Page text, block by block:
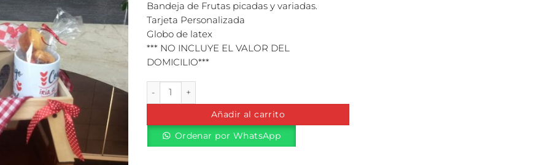
Bandeja de Frutas picadas y variadas.
Tarjeta Personalizada
Globo de latex
*** NO INCLUYE EL VALOR DEL
DOMICILIO***
Desayuno en Mesita cantidad
Añadir al carrito
Ordenar por WhatsApp